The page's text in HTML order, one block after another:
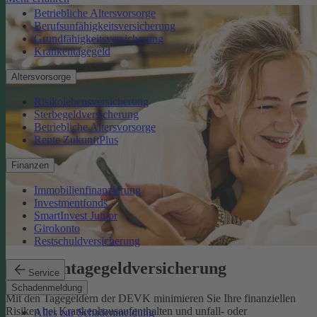
Betriebliche Altersvorsorge
Berufsunfähigkeitsversicherung
Grundfähigkeitsversicherung
Krankentagegeld
Altersvorsorge
Risikolebensversicherung
Sterbegeldversicherung
Betriebliche Altersvorsorge
Rente ZukunftPlus
Finanzen
Immobilienfinanzierung
Investmentfonds
SmartInvest Junior
Girokonto
Restschuldversicherung
Service
Schadenmeldung
Alles zur Schadenmeldung
Krankentagegeldversicherung
Mit den Tagegeldern der DEVK minimieren Sie Ihre finanziellen
Risiken bei Krankenhausaufenthalten und unfall- oder